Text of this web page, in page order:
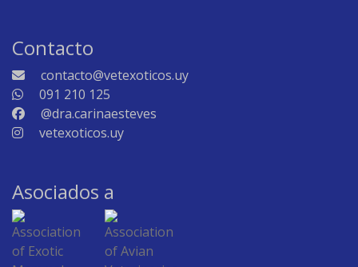
Contacto
contacto@vetexoticos.uy
091 210 125
@dra.carinaesteves
vetexoticos.uy
Asociados a